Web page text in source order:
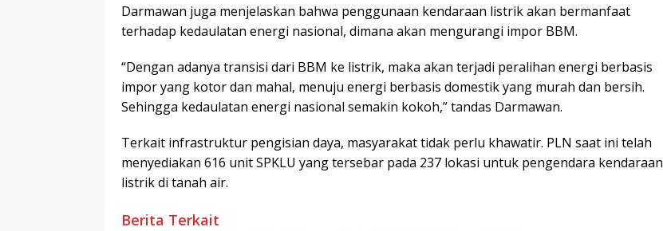
Darmawan juga menjelaskan bahwa penggunaan kendaraan listrik akan bermanfaat
terhadap kedaulatan energi nasional, dimana akan mengurangi impor BBM.
“Dengan adanya transisi dari BBM ke listrik, maka akan terjadi peralihan energi berbasis
impor yang kotor dan mahal, menuju energi berbasis domestik yang murah dan bersih.
Sehingga kedaulatan energi nasional semakin kokoh,” tandas Darmawan.
Terkait infrastruktur pengisian daya, masyarakat tidak perlu khawatir. PLN saat ini telah
menyediakan 616 unit SPKLU yang tersebar pada 237 lokasi untuk pengendara kendaraan
listrik di tanah air.
Berita Terkait